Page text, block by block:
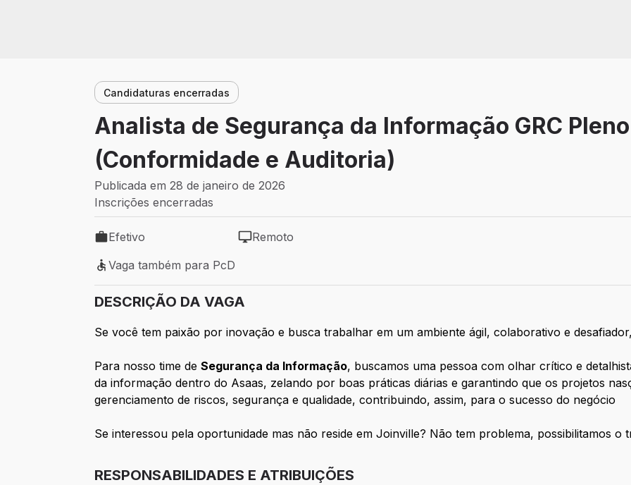
Candidaturas encerradas
Analista de Segurança da Informação GRC Pleno
(Conformidade e Auditoria)
Publicada em 28 de janeiro de 2026
Inscrições encerradas
Tipo de vaga: Efetivo
Efetivo
Modelo de trabalho: Remoto
Remoto
Vaga também para PcD
Vaga também para PcD
DESCRIÇÃO DA VAGA
Se você tem paixão por inovação e busca trabalhar em um ambiente ágil, colaborativo e
Para nosso time deSegurança da Informação, buscamos uma pessoa com olhar crítico e
da informação dentro do Asaas, zelando por boas práticas diárias e garantindo que os projetos
gerenciamento de riscos, segurança e qualidade, contribuindo, assim, para o sucesso do negócio
Se interessou pela oportunidade mas não reside em Joinville? Não tem problema, possibilitamos o
RESPONSABILIDADES E ATRIBUIÇÕES